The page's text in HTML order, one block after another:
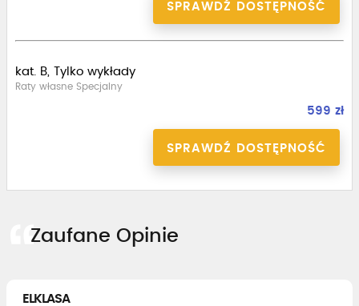
SPRAWDŹ DOSTĘPNOŚĆ
kat. B, Tylko wykłady
Raty własne Specjalny
599 zł
SPRAWDŹ DOSTĘPNOŚĆ
Zaufane Opinie
ELKLASA